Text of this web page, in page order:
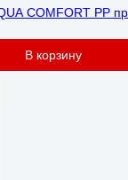
COMFORT PP
В корзину